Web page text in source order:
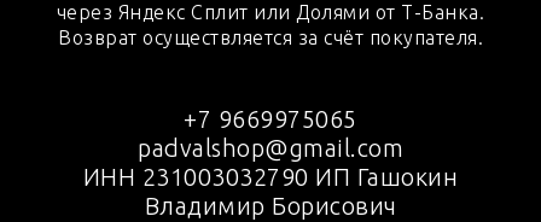
через Яндекс Сплит или Долями от Т-Банка.
Возврат осуществляется за счёт покупателя.
+7 9669975065
padvalshop@gmail.com
ИНН 231003032790 ИП Гашокин
Владимир Борисович